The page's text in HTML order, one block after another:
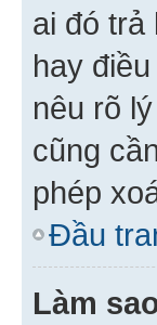
ai đó trả
hay
nêu rõ
cũng
phép
Đầu
Làm